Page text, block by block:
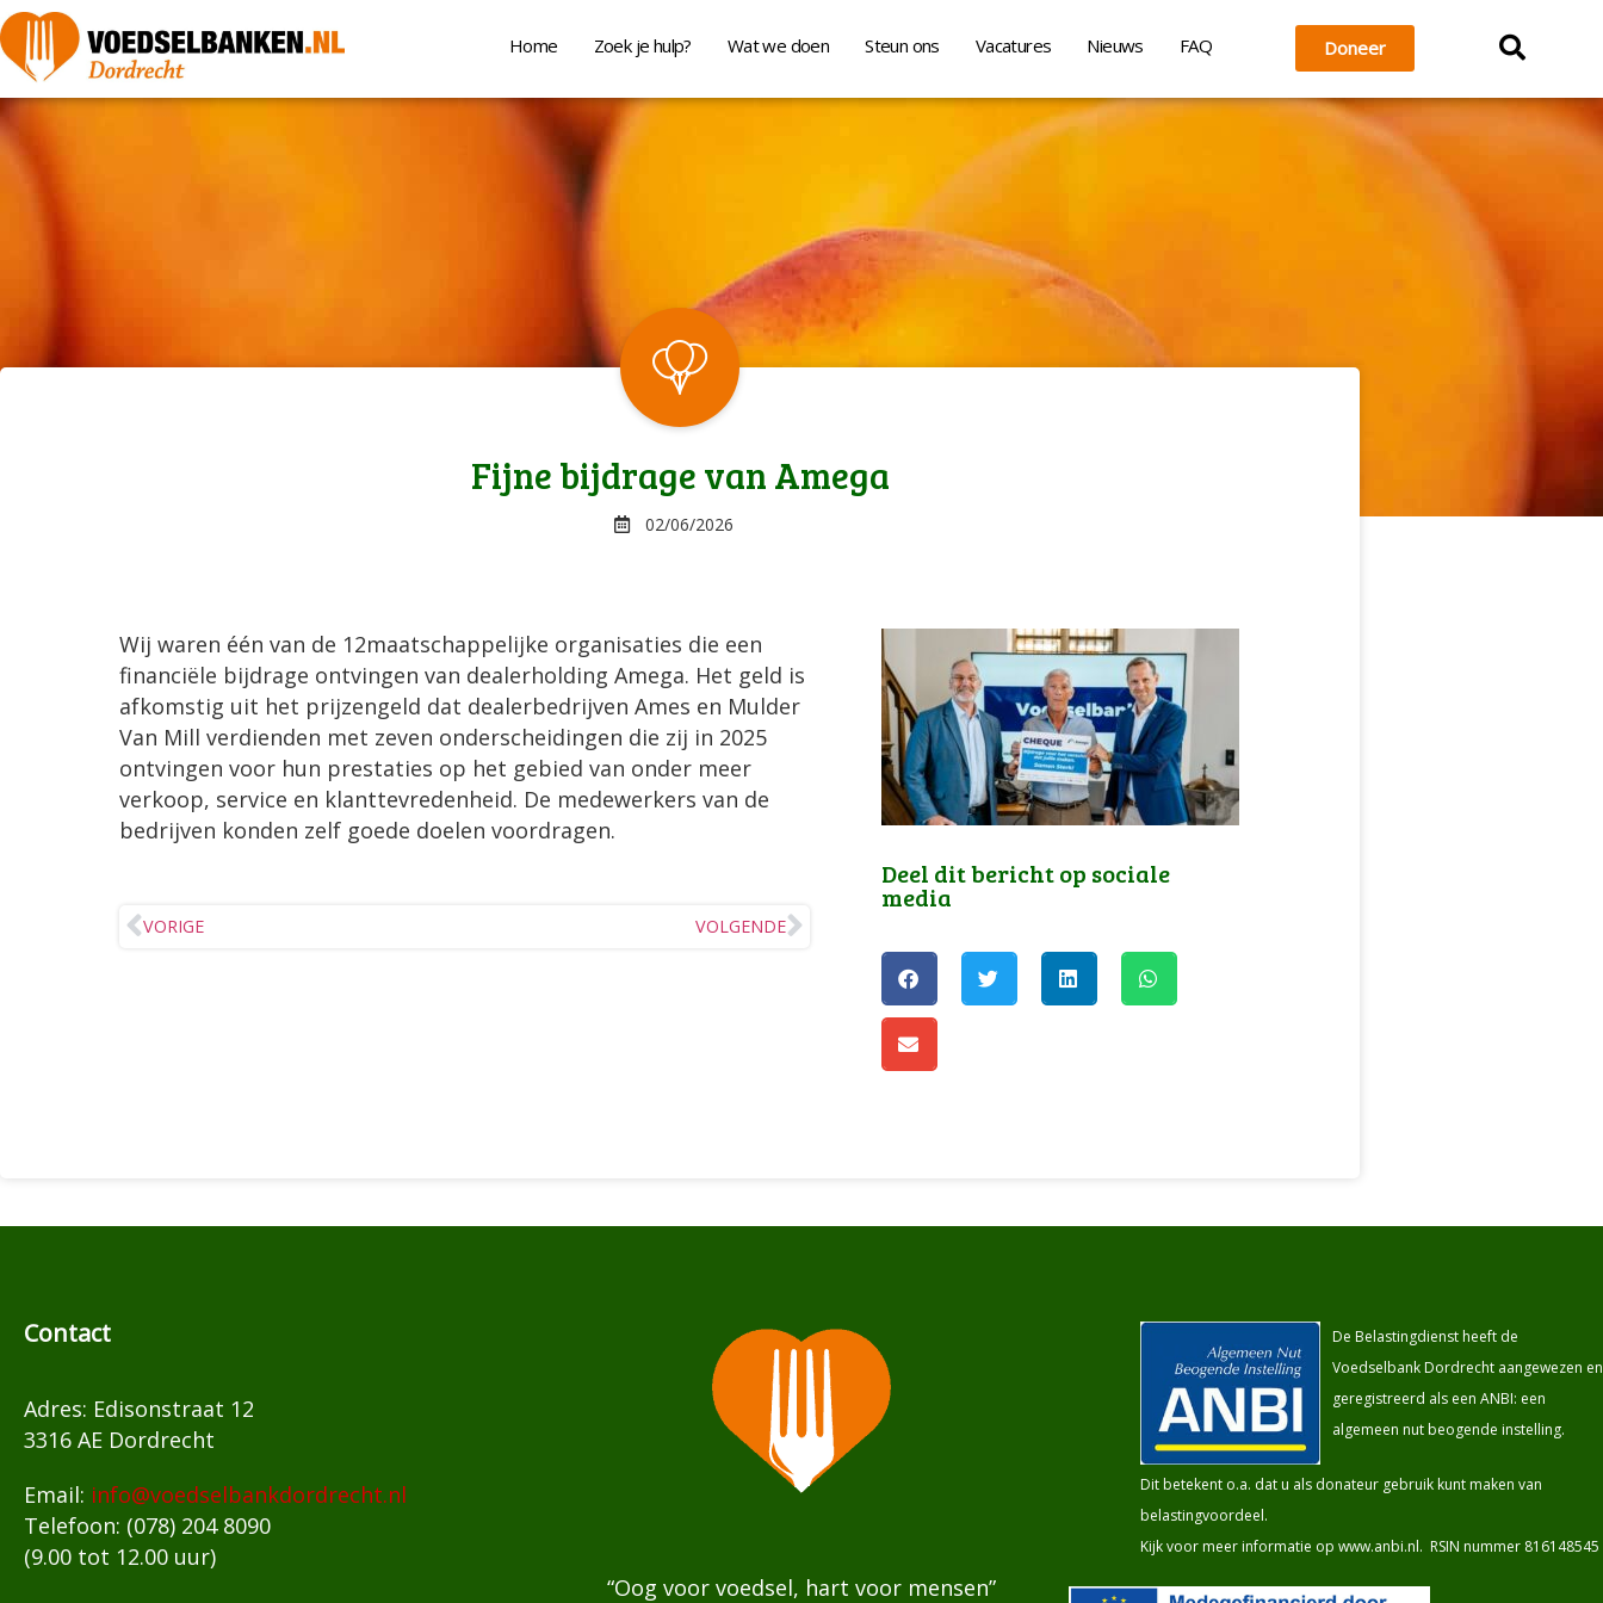
Home Zoek je hulp? Wat we doen Steun ons Vacatures Nieuws FAQ Doneer
Fijne bijdrage van Amega
02/06/2026
Wij waren één van de 12maatschappelijke organisaties die een
financiële bijdrage ontvingen van dealerholding Amega. Het geld is
afkomstig uit het prijzengeld dat dealerbedrijven Ames en Mulder
Van Mill verdienden met zeven onderscheidingen die zij in 2025
ontvingen voor hun prestaties op het gebied van onder meer
verkoop, service en klanttevredenheid. De medewerkers van de
bedrijven konden zelf goede doelen voordragen.
VORIGE VOLGENDE
Deel dit bericht op sociale
media
Contact
Adres: Edisonstraat 12
3316 AE Dordrecht
Email: info@voedselbankdordrecht.nl
Telefoon: (078) 204 8090
(9.00 tot 12.00 uur)
“Oog voor voedsel, hart voor mensen”
De Belastingdienst heeft de
Voedselbank Dordrecht aangewezen en
geregistreerd als een ANBI: een
algemeen nut beogende instelling.
Dit betekent o.a. dat u als donateur gebruik kunt maken van
belastingvoordeel.
Kijk voor meer informatie op www.anbi.nl. RSIN nummer 816148545